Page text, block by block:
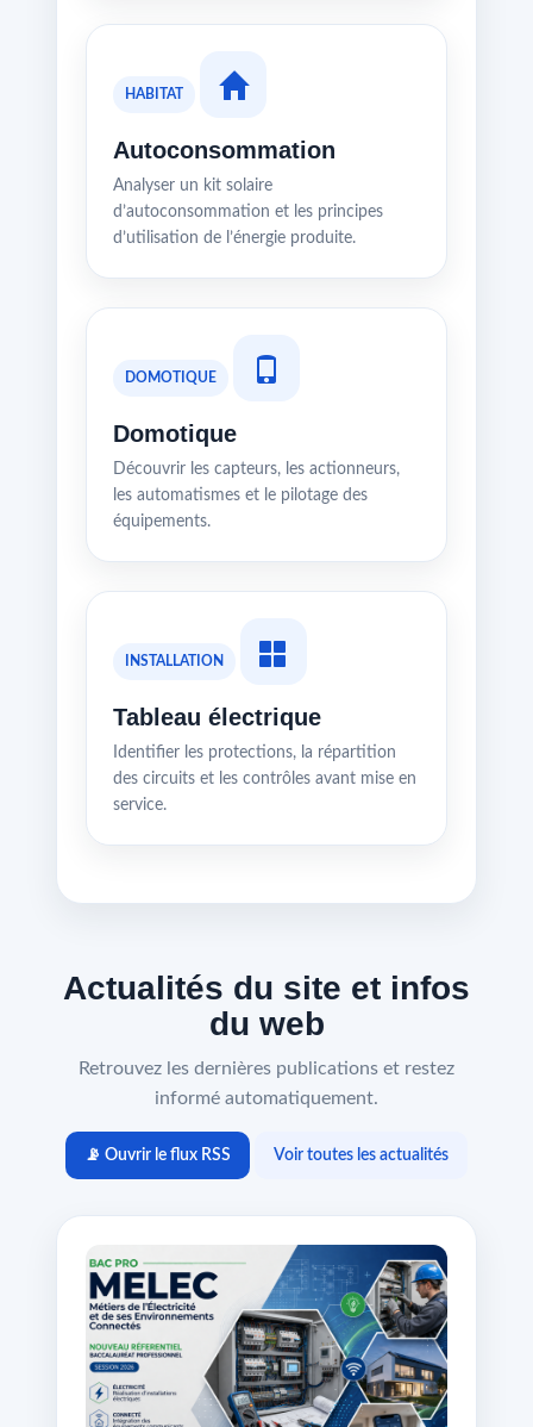
HABITAT
Autoconsommation
Analyser un kit solaire
d’autoconsommation et les principes
d’utilisation de l’énergie produite.
DOMOTIQUE
Domotique
Découvrir les capteurs, les actionneurs,
les automatismes et le pilotage des
équipements.
INSTALLATION
Tableau électrique
Identifier les protections, la répartition
des circuits et les contrôles avant mise en
service.
Actualités du site et infos
du web
Retrouvez les dernières publications et restez
informé automatiquement.
📡 Ouvrir le flux RSS Voir toutes les actualités